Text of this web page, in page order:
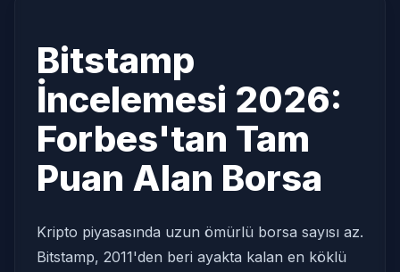
Bitstamp
İncelemesi 2026:
Forbes'tan Tam
Puan Alan Borsa
Kripto piyasasında uzun ömürlü borsa sayısı az.
Bitstamp, 2011'den beri ayakta kalan en köklü